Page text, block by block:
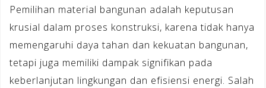
Pemilihan material bangunan adalah keputusan
krusial dalam proses konstruksi, karena tidak hanya
memengaruhi daya tahan dan kekuatan bangunan,
tetapi juga memiliki dampak signifikan pada
keberlanjutan lingkungan dan efisiensi energi. Salah